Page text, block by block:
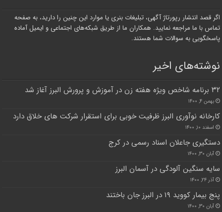
اگر قصد انتشار رپورتاژ آگهی، تبلیغات بنری یا موارد این چنین را دارید، به صفحه
تماس با ما مراجعه نمایید. همکاران ما از طریق شبکه‌های اجتماعی و ایمیل آماده
پاسخگویی به سوالات شما هستند.
نوشته‌های اخیر
۳۲ برنامه شاخص ویژه هفته زن در آموزش و پرورش البرز آغاز شد
بهمن ۴, ۱۴۰۰
کارخانه نوآوری البرز ظرفیت خوبی برای استقرار شرکت های خلاق دارد
اسفند ۱۰, ۱۴۰۰
دستگیری جاعلان اسناد رسمی در کرج
آبان ۳۰, ۱۴۰۰
سایه سنگین آلودگی در آسمان البرز
آذر ۲۴, ۱۴۰۰
پنج بیمار کووید ۱۹ در البرز جان باختند
آبان ۳۰, ۱۴۰۰